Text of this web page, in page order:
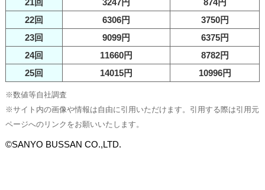
21回 3247円
874円
22回
6306円
3750円
23回
9099円
6375円
24回
11660円
8782円
25回
14015円 10996円
※数値等自社調査
※サイト内の画像や情報は自由に引用いただけます。引用する際は引用元
ページへのリンクをお願いいたします。
©SANYO BUSSAN CO.,LTD.